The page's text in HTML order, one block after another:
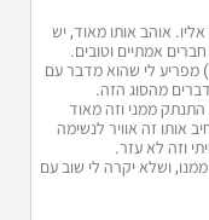
אוהב אותו מאוד, יש
אמתיים וטובים.
מפריע לי שהוא מדבר עם
מהסוג הזה.
ממני וזה מאוד
אותו זה אוויר לנשימה
וזה לא עזר.
ושלא יקרה לי שוב עם